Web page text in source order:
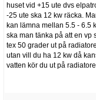
huset vid +15 ute dvs
-25 ute ska 12 kw räcka.
kan lämna mellan 5.5 - 6.5
ska man tänka på att en vp
tex 50 grader ut på
utan vill du ha 12 kw då
vatten kör du ut på